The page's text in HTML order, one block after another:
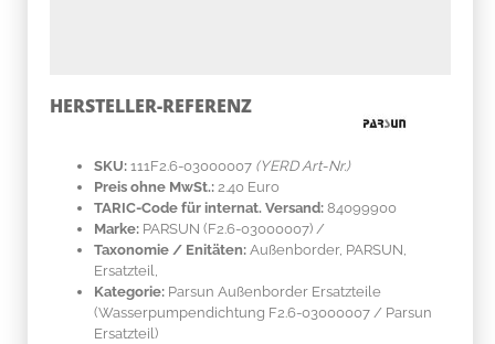
HERSTELLER-REFERENZ
SKU: 111F2.6-03000007 (YERD Art-Nr.)
Preis ohne MwSt.: 2.40 Euro
TARIC-Code für internat. Versand: 84099900
Marke: PARSUN (F2.6-03000007) /
Taxonomie / Enitäten: Außenborder, PARSUN,
Ersatzteil,
Kategorie: Parsun Außenborder Ersatzteile
(Wasserpumpendichtung F2.6-03000007 / Parsun
Ersatzteil)